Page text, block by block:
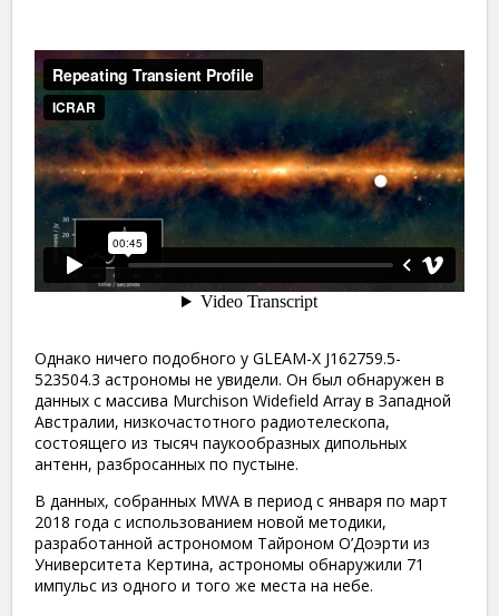
Однако ничего подобного у GLEAM-X J162759.5-
523504.3 астрономы не увидели. Он был обнаружен в
данных с массива Murchison Widefield Array в Западной
Австралии, низкочастотного радиотелескопа,
состоящего из тысяч паукообразных дипольных
антенн, разбросанных по пустыне.
В данных, собранных MWA в период с января по март
2018 года с использованием новой методики,
разработанной астрономом Тайроном О’Доэрти из
Университета Кертина, астрономы обнаружили 71
импульс из одного и того же места на небе.